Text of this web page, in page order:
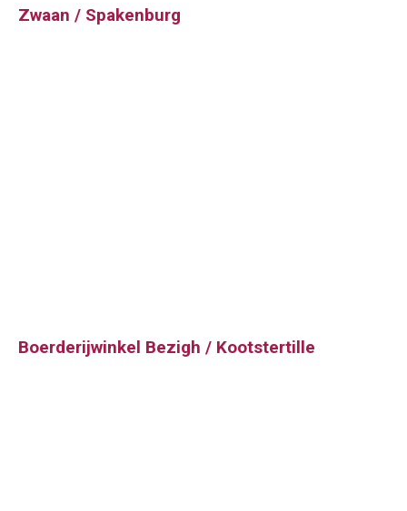
Zwaan / Spakenburg
Boerderijwinkel Bezigh / Kootstertille